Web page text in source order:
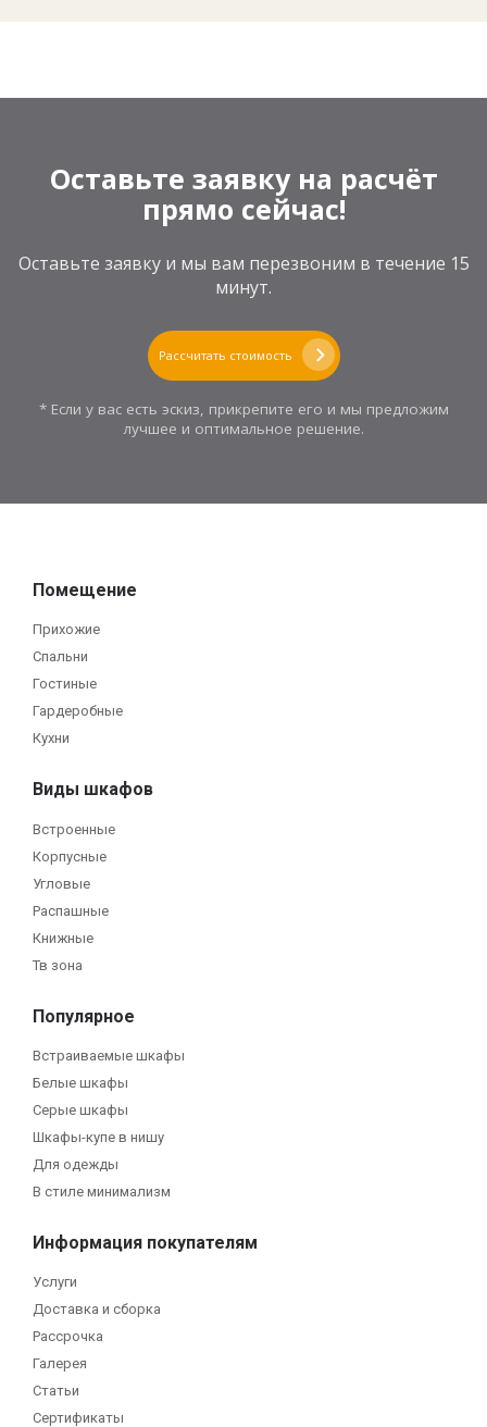
Оставьте заявку на расчёт
прямо сейчас!
Оставьте заявку и мы вам перезвоним в течение 15
минут.
Рассчитать стоимость
* Если у вас есть эскиз, прикрепите его и мы предложим
лучшее и оптимальное решение.
Помещение
Прихожие
Спальни
Гостиные
Гардеробные
Кухни
Виды шкафов
Встроенные
Корпусные
Угловые
Распашные
Книжные
Тв зона
Популярное
Встраиваемые шкафы
Белые шкафы
Серые шкафы
Шкафы-купе в нишу
Для одежды
В стиле минимализм
Информация покупателям
Услуги
Доставка и сборка
Рассрочка
Галерея
Статьи
Сертификаты